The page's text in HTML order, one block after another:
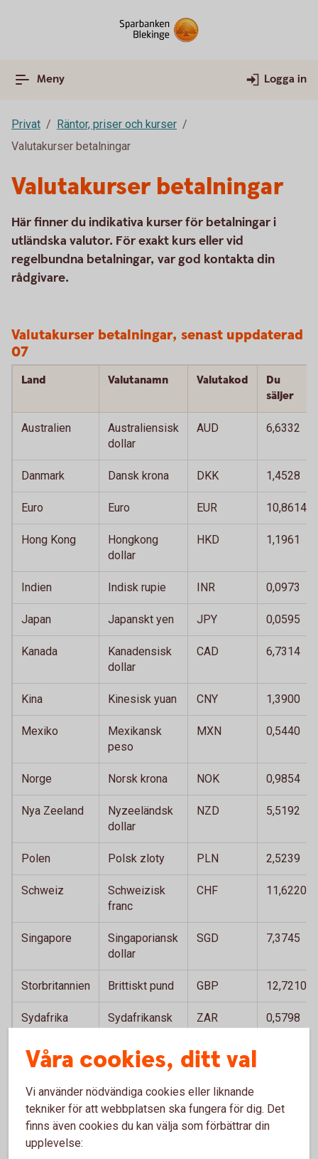
Meny Logga in
Privat
Räntor, priser och kurser
Valutakurser betalningar
Valutakurser betalningar
Här finner du indikativa kurser för betalningar i
utländska valutor. För exakt kurs eller vid
regelbundna betalningar, var god kontakta din
rådgivare.
Valutakurser betalningar, senast uppdaterad
07
Land Valutanamn Valutakod
Du
säljer
Australien
Australiensisk
dollar
AUD 6,6332
Danmark Dansk krona DKK 1,4528
Euro Euro EUR 10,8614
Hong Kong
Hongkong
dollar
HKD 1,1961
Indien Indisk rupie INR 0,0973
Japan Japanskt yen JPY 0,0595
Kanada
Kanadensisk
dollar
CAD 6,7314
Kina Kinesisk yuan CNY 1,3900
Mexiko
Mexikansk
peso
MXN 0,5440
Norge Norsk krona NOK 0,9854
Nya Zeeland
Nyzeeländsk
dollar
NZD 5,5192
Polen Polsk zloty PLN 2,5239
Schweiz
Schweizisk
franc
CHF 11,6220
Singapore
Singaporiansk
dollar
SGD 7,3745
Storbritannien Brittiskt pund GBP 12,7210
Sydafrika
Sydafrikansk
ZAR 0,5798
Thailand Thailänsk bath THB
Tjeckien Tjeckisk krona CZK
Turkiet Turkisk lira TRY 0,1956
Våra cookies, ditt val
Vi använder nödvändiga cookies eller liknande
tekniker för att webbplatsen ska fungera för dig. Det
finns även cookies du kan välja som förbättrar din
upplevelse: